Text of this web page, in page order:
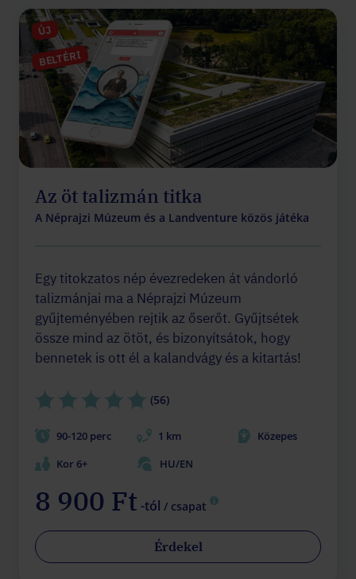
ÚJ
BELTÉRI
Az öt talizmán titka
A Néprajzi Múzeum és a Landventure közös játéka
Egy titokzatos nép évezredeken át vándorló
talizmánjai ma a Néprajzi Múzeum
gyűjteményében rejtik az őserőt. Gyűjtsétek
össze mind az ötöt, és bizonyítsátok, hogy
bennetek is ott él a kalandvágy és a kitartás!
(56)
90-120 perc 1 km
Közepes
Kor 6+
HU/EN
8 900 Ft -tól / csapat
Érdekel